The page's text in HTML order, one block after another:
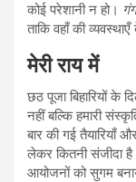
कोई परेशानी न हो।
ताकि वहाँ की
मेरी राय में
छठ पूजा बिहारियों के
नहीं बल्कि हमारी
बार की गई तैयारियाँ
लेकर कितनी संजीदा
आयोजनों को सुगम